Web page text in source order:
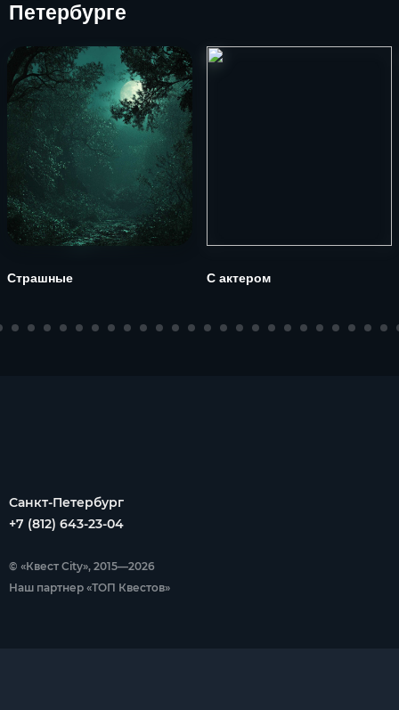
Петербурге
Страшные С актером
Санкт-Петербург
+7 (812) 643-23-04
© «Квест City», 2015—2026
Наш партнер «ТОП Квестов»